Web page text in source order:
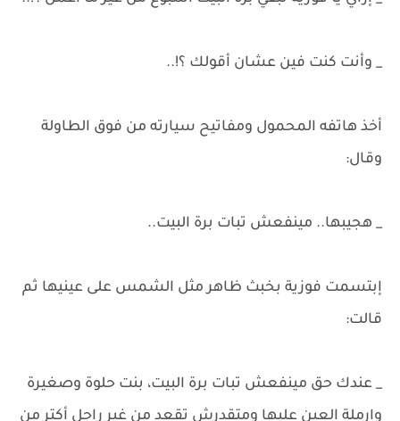
_ وأنت كنت فين عشان أقولك ؟!..
أخذ هاتفه المحمول ومفاتيح سيارته من فوق الطاولة
وقال:
_ هجيبها.. مينفعش تبات برة البيت..
إبتسمت فوزية بخبث ظاهر مثل الشمس على عينيها ثم
قالت:
_ عندك حق مينفعش تبات برة البيت، بنت حلوة وصغيرة
وارملة العين عليها ومتقدرش تقعد من غير راجل أكتر من